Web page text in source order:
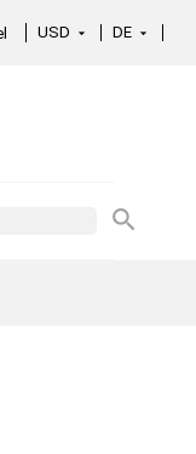
USD DE
